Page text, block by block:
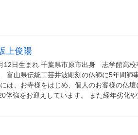
上俊陽
12日生まれ 千葉県市原市出身 志学館高
富山県伝統工芸井波彫刻の仏師に5年間師
は、お寺様をはじめ、個人のお客様の仏
体強をお迎えしています。 また経年劣化